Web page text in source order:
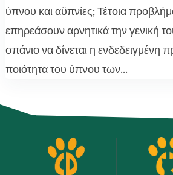
ύπνου και αϋπνίες; Τέτοια
επηρεάσουν αρνητικά την γενική
σπάνιο να δίνεται η ενδεδειγμένη
ποιότητα του ύπνου των...